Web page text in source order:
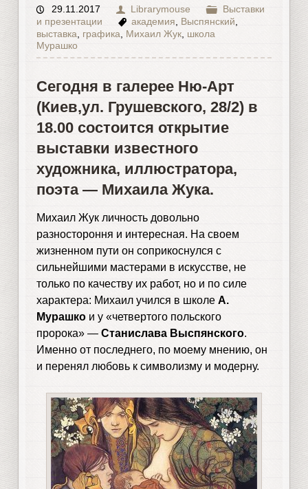
29.11.2017 Librarymouse
Выставки
и презентации
академия Выспянский
выставка
графика Михаил Жук, школа
Мурашко
Сегодня в галерее Ню-Арт
(Киев,ул. Грушевского, 28/2) в
18.00 состоится открытие
выставки известного
художника, иллюстратора,
поэта — Михаила Жука.
Михаил Жук личность довольно
разностороння и интересная. На своем
жизненном пути он соприкоснулся с
сильнейшими мастерами в искусстве, не
только по качеству их работ, но и по силе
характера: Михаил учился в школе А.
Мурашкои у «четвертого польского
пророка» — Станислава Выспянского.
Именно от последнего, по моему мнению, он
и перенял любовь к символизму и модерну.